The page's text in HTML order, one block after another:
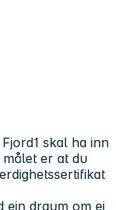
skal ha inn
er at du
ein draum om ei